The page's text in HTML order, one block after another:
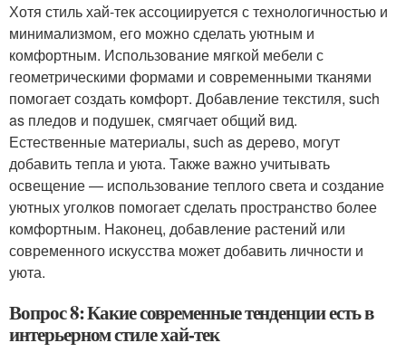
Хотя стиль хай-тек ассоциируется с технологичностью и
минимализмом, его можно сделать уютным и
комфортным. Использование мягкой мебели с
геометрическими формами и современными тканями
помогает создать комфорт. Добавление текстиля, such
as пледов и подушек, смягчает общий вид.
Естественные материалы, such as дерево, могут
добавить тепла и уюта. Также важно учитывать
освещение — использование теплого света и создание
уютных уголков помогает сделать пространство более
комфортным. Наконец, добавление растений или
современного искусства может добавить личности и
уюта.
Вопрос 8: Какие современные тенденции есть в
интерьерном стиле хай-тек